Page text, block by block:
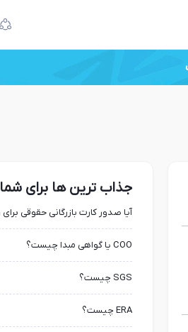
جذاب ترین ها برای شما
COO یا گواهی مبدا چیست؟
SGS چیست؟
ERA چیست؟